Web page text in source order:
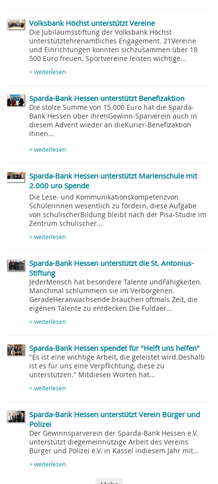
Volksbank Höchst unterstützt Vereine
Die Jubiläumsstiftung der Volksbank Höchst
unterstütztehrenamtliches Engagement. 21Vereine
und Einrichtungen konnten sichzusammen über 18
500 Euro freuen. Sportvereine leisten wichtige...
> weiterlesen
Sparda-Bank Hessen unterstützt Benefizaktion
Die stolze Summe von 15.000 Euro hat die Sparda-
Bank Hessen über ihrenGewinn-Sparverein auch in
diesem Advent wieder an dieKurier-Benefizaktion
ihnen...
> weiterlesen
Sparda-Bank Hessen unterstützt Marienschule mit
2.000 uro Spende
Die Lese- und Kommunikationskompetenzvon
Schülerinnen wesentlich zu fördern, diese Aufgabe
von schulischerBildung bleibt nach der Pisa-Studie im
Zentrum schulischer...
> weiterlesen
Sparda-Bank Hessen unterstützt die St. Antonius-
Stiftung
JederMensch hat besondere Talente undFähigkeiten.
Manchmal schlummern sie im Verborgenen.
GeradeHeranwachsende brauchen oftmals Zeit, die
eigenen Talente zu entdecken.Die Fuldaer...
> weiterlesen
Sparda-Bank Hessen spendet für "Helft uns helfen"
"Es ist eine wichtige Arbeit, die geleistet wird.Deshalb
ist es für uns eine Verpflichtung, diese zu
unterstützen." Mitdiesen Worten hat...
> weiterlesen
Sparda-Bank Hessen unterstützt Verein Bürger und
Polizei
Der Gewinnsparverein der Sparda-Bank Hessen e.V.
unterstützt diegemeinnützige Arbeit des Vereins
Bürger und Polizei e.V. in Kassel indiesem Jahr mit...
> weiterlesen